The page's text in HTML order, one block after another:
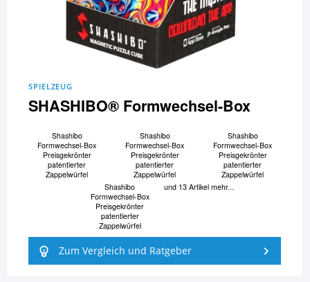
SPIELZEUG
SHASHIBO® Formwechsel-Box
Shashibo
Formwechsel-Box
Preisgekrönter
patentierter
Zappelwürfel
Shashibo
Formwechsel-Box
Preisgekrönter
patentierter
Zappelwürfel
Shashibo
Formwechsel-Box
Preisgekrönter
patentierter
Zappelwürfel
Shashibo
Formwechsel-Box
Preisgekrönter
patentierter
Zappelwürfel
und 13 Artikel mehr...
Zum Vergleich und Ratgeber